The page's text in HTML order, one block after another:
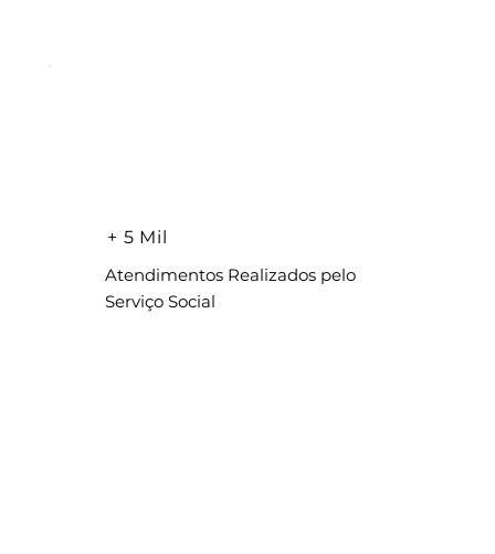
+ 5 Mil
Atendimentos Realizados pelo
Serviço Social